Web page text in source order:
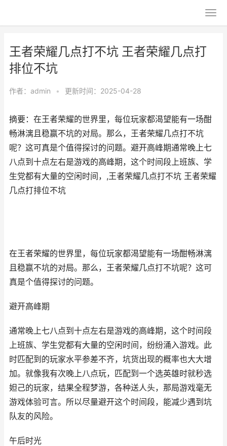
王者荣耀几点打不坑 王者荣耀几点打
排位不坑
作者： admin • 更新时间：2025-04-28
摘要：在王者荣耀的世界里，每位玩家都渴望能有一场酣
畅淋漓且稳赢不坑的对局。那么，王者荣耀几点打不坑
呢？这可真是个值得探讨的问题。避开高峰期通常晚上七
八点到十点左右是游戏的高峰期，这个时间段上班族、学
生党都有大量的空闲时间，,王者荣耀几点打不坑 王者荣耀
几点打排位不坑
在王者荣耀的世界里，每位玩家都渴望能有一场酣畅淋漓
且稳赢不坑的对局。那么，王者荣耀几点打不坑呢？这可
真是个值得探讨的问题。
避开高峰期
通常晚上七八点到十点左右是游戏的高峰期，这个时间段
上班族、学生党都有大量的空闲时间，纷纷涌入游戏。此
时匹配到的玩家水平参差不齐，坑货出现的概率也大大增
加。就像我有次晚上八点玩，匹配到一个选英雄时就秒选
妲己的玩家，结果全程梦游，各种送人头，那局游戏毫无
游戏体验可言。所以尽量避开这个时间段，能减少遇到坑
队友的风险。
午后时光